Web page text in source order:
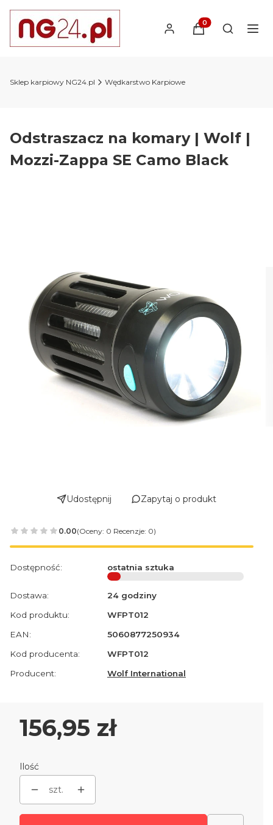
Produkty w
Otwórz
Sklep karpiowy NG24.pl Wędkarstwo Karpiowe
Odstraszacz na komary | Wolf |
Mozzi-Zappa SE Camo Black
Udostępnij Zapytaj o produkt
0.00(Oceny: 0 Recenzje: 0)
Dostępność: ostatnia sztuka
Dostawa:
24 godziny
Kod produktu:
WFPT012
EAN:
5060877250934
Kod producenta:
WFPT012
Producent:
Wolf International
Cena
156,95 zł
Ilość
szt.